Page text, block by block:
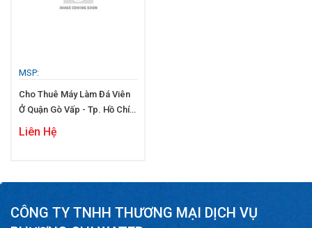
MSP:
Cho Thuê Máy Làm Đá Viên
Ở Quận Gò Vấp - Tp. Hồ Chí
Minh
Liên Hệ
CÔNG TY TNHH THƯƠNG MẠI DỊCH VỤ